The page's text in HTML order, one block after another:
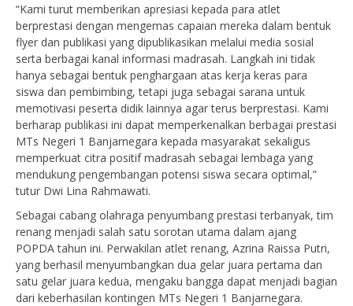
“Kami turut memberikan apresiasi kepada para atlet
berprestasi dengan mengemas capaian mereka dalam bentuk
flyer dan publikasi yang dipublikasikan melalui media sosial
serta berbagai kanal informasi madrasah. Langkah ini tidak
hanya sebagai bentuk penghargaan atas kerja keras para
siswa dan pembimbing, tetapi juga sebagai sarana untuk
memotivasi peserta didik lainnya agar terus berprestasi. Kami
berharap publikasi ini dapat memperkenalkan berbagai prestasi
MTs Negeri 1 Banjarnegara kepada masyarakat sekaligus
memperkuat citra positif madrasah sebagai lembaga yang
mendukung pengembangan potensi siswa secara optimal,”
tutur Dwi Lina Rahmawati.
Sebagai cabang olahraga penyumbang prestasi terbanyak, tim
renang menjadi salah satu sorotan utama dalam ajang
POPDA tahun ini. Perwakilan atlet renang, Azrina Raissa Putri,
yang berhasil menyumbangkan dua gelar juara pertama dan
satu gelar juara kedua, mengaku bangga dapat menjadi bagian
dari keberhasilan kontingen MTs Negeri 1 Banjarnegara.